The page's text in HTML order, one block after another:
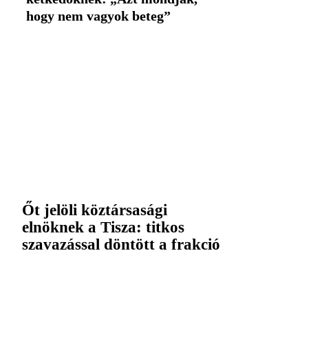
hogy nem vagyok beteg”
Őt jelöli köztársasági
elnöknek a Tisza: titkos
szavazással döntött a frakció